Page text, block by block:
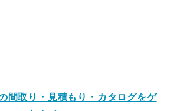
間取り・見積もり・カタログをゲ